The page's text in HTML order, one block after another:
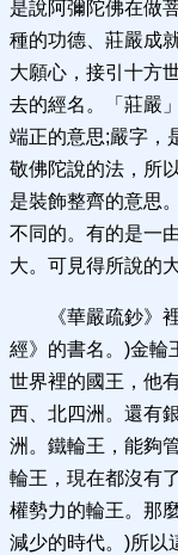
是說阿彌陀佛在做
種的功德、莊嚴成
大願心，接引十方
去的經名。「莊嚴
端正的意思;嚴字，
敬佛陀說的法，所
是裝飾整齊的意思
不同的。有的是一
大。可見得所說的
《華嚴疏鈔》
經》的書名。)金輪
世界裡的國王，他
西、北四洲。還有
洲。鐵輪王，能夠
輪王，現在都沒有
權勢力的輪王。那
減少的時代。)所以